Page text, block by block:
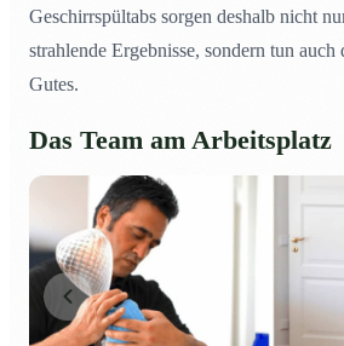
Geschirrspültabs sorgen deshalb nicht
strahlende Ergebnisse, sondern tun
Gutes.
Das Team am Arbeitsplatz